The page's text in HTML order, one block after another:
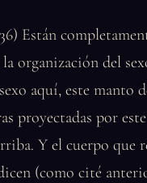
Están
organización del
aquí, este manto
proyectadas por
Y el cuerpo que
(como cité